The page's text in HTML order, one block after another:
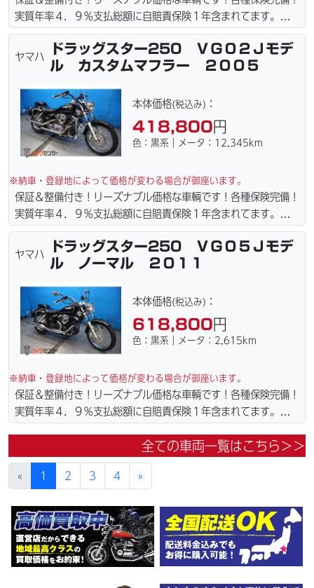
実質年率４．９％支払総額に自賠責保険１年含まれてます。全国
どこでも１万円〜4.5万円にて配達致します！！（離島の場合は
港止めになります）。☆盗難保険加入可能！ｗｅｂローン・カー
ド各種取り扱ってます。仕様変更からレストアまで、お気軽にお
てます。当社ホームページにて詳細画像見れます。
ヤマハ
ドラッグスター250 ＶＧ０２Ｊモデ
ル カスタムマフラー ２００５
本体価格(税込み) ：
418,800円
色：黒系｜メータ：12,345km
※納車・登録地によって価格が変わる場合が御座います。
保証＆整備付き！リーズナブル価格な車輌です！各種保険完備！
実質年率４．９％支払総額に自賠責保険１年含まれてます。全国
どこでも１万円〜4.5万円にて配達致します！！（離島の場合は
港止めになります）。☆盗難保険加入可能！ｗｅｂローン・カー
ド各種取り扱ってます。仕様変更からレストアまで、お気軽にお
てます。当社ホームページにて詳細画像見れます。
ヤマハ
ドラッグスター250 ＶＧ０５Ｊモデ
ル ノーマル ２０１１
本体価格(税込み) ：
618,800円
色：黒系｜メータ：2,615km
※納車・登録地によって価格が変わる場合が御座います。
保証＆整備付き！リーズナブル価格な車輌です！各種保険完備！
実質年率４．９％支払総額に自賠責保険１年含まれてます。全国
港止めになります）。☆盗難保険加入可能！ｗｅｂローン・カー
ド各種取り扱ってます。仕様変更からレストアまで、お気軽にお
問い合わせ下さい。ご契約後の取り置き＆保管無料サービス行っ
全ての車両一覧はこちら＞＞
« 1 2 3 4 »